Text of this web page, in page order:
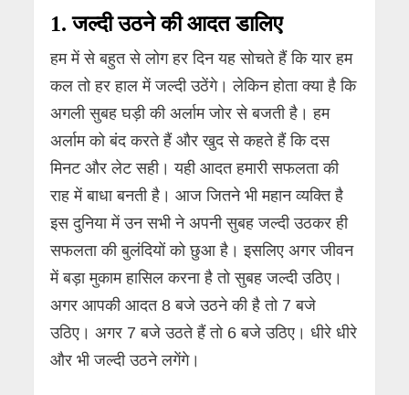
1. जल्दी उठने की आदत डालिए
हम में से बहुत से लोग हर दिन यह सोचते हैं कि यार हम
कल तो हर हाल में जल्दी उठेंगे। लेकिन होता क्या है कि
अगली सुबह घड़ी की अर्लाम जोर से बजती है। हम
अर्लाम को बंद करते हैं और खुद से कहते हैं कि दस
मिनट और लेट सही। यही आदत हमारी सफलता की
राह में बाधा बनती है। आज जितने भी महान व्यक्ति है
इस दुनिया में उन सभी ने अपनी सुबह जल्दी उठकर ही
सफलता की बुलंदियों को छुआ है। इसलिए अगर जीवन
में बड़ा मुकाम हासिल करना है तो सुबह जल्दी उठिए।
अगर आपकी आदत 8 बजे उठने की है तो 7 बजे
उठिए। अगर 7 बजे उठते हैं तो 6 बजे उठिए। धीरे धीरे
और भी जल्दी उठने लगेंगे।